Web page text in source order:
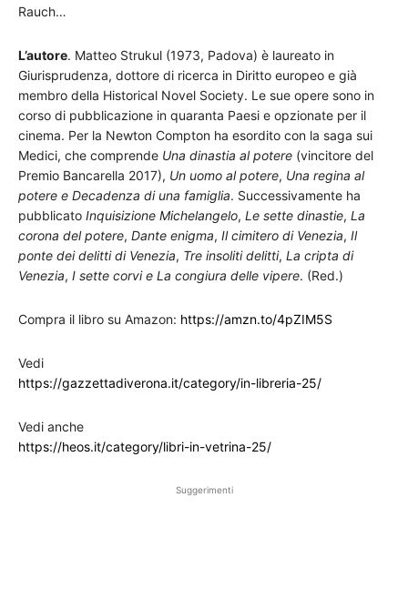
Rauch…
L’autore. Matteo Strukul (1973, Padova) è laureato in
Giurisprudenza, dottore di ricerca in Diritto europeo e già
membro della Historical Novel Society. Le sue opere sono in
corso di pubblicazione in quaranta Paesi e opzionate per il
cinema. Per la Newton Compton ha esordito con la saga sui
Medici, che comprende Una dinastia al potere (vincitore del
Premio Bancarella 2017), Un uomo al potere, Una regina al
potere e Decadenza di una famiglia. Successivamente ha
pubblicato Inquisizione Michelangelo, Le sette dinastie, La
corona del potere, Dante enigma, Il cimitero di Venezia, Il
ponte dei delitti di Venezia, Tre insoliti delitti, La cripta di
Venezia, I sette corvi e La congiura delle vipere. (Red.)
Compra il libro su Amazon: https://amzn.to/4pZIM5S
Vedi
https://gazzettadiverona.it/category/in-libreria-25/
Vedi anche
https://heos.it/category/libri-in-vetrina-25/
Suggerimenti